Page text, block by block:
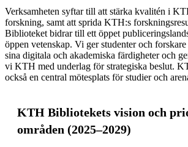
Verksamheten syftar till att stärka kvalitén i
forskning, samt att sprida KTH:s
Biblioteket bidrar till ett öppet
öppen vetenskap. Vi ger studenter och
sina digitala och akademiska färdigheter och
vi KTH med underlag för strategiska beslut.
också en central mötesplats för studier och
KTH Bibliotekets vision och
områden (2025–2029)